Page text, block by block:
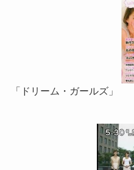
「ドリーム・ガールズ」